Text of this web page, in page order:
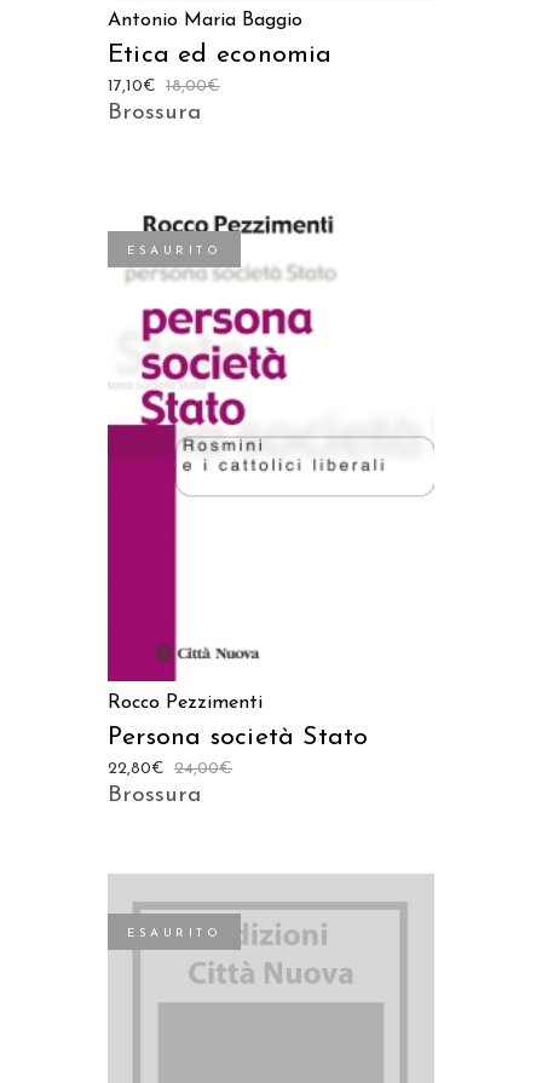
Antonio Maria Baggio
Etica ed economia
18,00€
17,10€
Brossura
ESAURITO
LEGGI TUTTO
Rocco Pezzimenti
Persona società Stato
24,00€
22,80€
Brossura
ESAURITO